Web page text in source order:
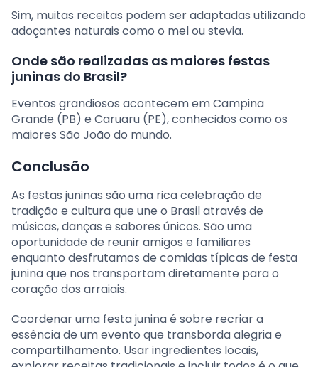
Sim, muitas receitas podem ser adaptadas utilizando
adoçantes naturais como o mel ou stevia.
Onde são realizadas as maiores festas
juninas do Brasil?
Eventos grandiosos acontecem em Campina
Grande (PB) e Caruaru (PE), conhecidos como os
maiores São João do mundo.
Conclusão
As festas juninas são uma rica celebração de
tradição e cultura que une o Brasil através de
músicas, danças e sabores únicos. São uma
oportunidade de reunir amigos e familiares
enquanto desfrutamos de comidas típicas de festa
junina que nos transportam diretamente para o
coração dos arraiais.
Coordenar uma festa junina é sobre recriar a
essência de um evento que transborda alegria e
compartilhamento. Usar ingredientes locais,